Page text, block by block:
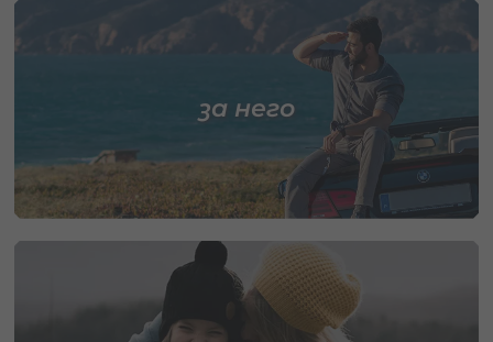
за него